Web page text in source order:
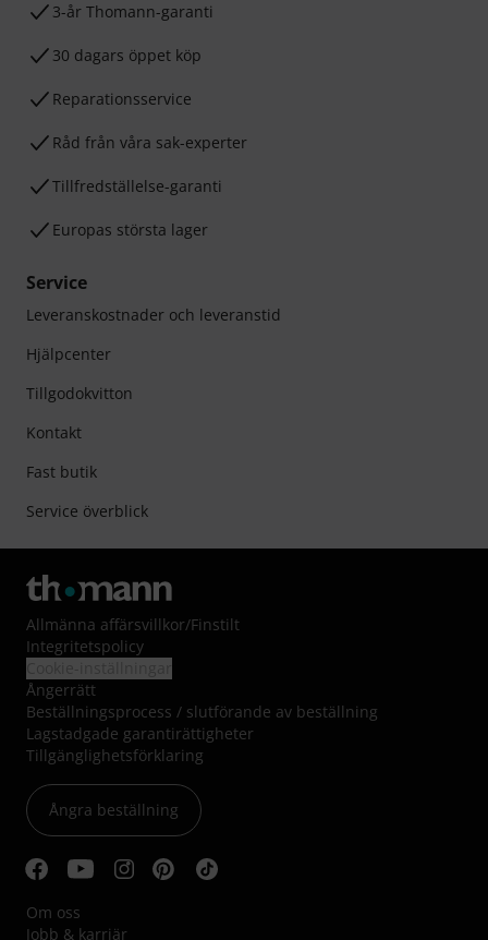
3-år Thomann-garanti
30 dagars öppet köp
Reparationsservice
Råd från våra sak-experter
Tillfredställelse-garanti
Europas största lager
Service
Leveranskostnader och leveranstid
Hjälpcenter
Tillgodokvitton
Kontakt
Fast butik
Service överblick
Allmänna affärsvillkor/Finstilt
Integritetspolicy
Ångerrätt
Beställningsprocess / slutförande av beställning
Lagstadgade garantirättigheter
Tillgänglighetsförklaring
Ångra beställning
Om oss
Jobb & karriär